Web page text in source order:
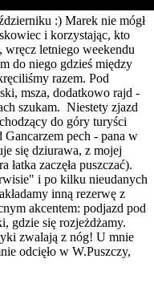
:) Marek nie mógł
i korzystając, kto
wręcz letniego weekendu
do niego gdzieś między
razem. Pod
msza, dodatkowo rajd -
szukam. Niestety zjazd
do góry turyści
pech - pana w
się dziurawa, z mojej
łatka zaczęła puszczać).
i po kilku nieudanych
inną rezerwę z
akcentem: podjazd pod
gdzie się rozjeżdżamy.
zwalają z nóg! U mnie
odcięło w W.Puszczy,